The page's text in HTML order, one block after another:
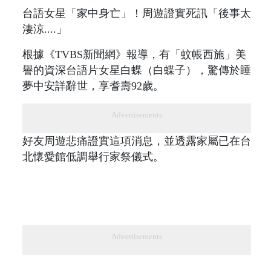
台語女星「家中身亡」！周遊證實死訊「後事太
淒涼....」
根據《TVBS新聞網》報導，有「蚊帳西施」美
譽的資深台語片女星白蝶（白蝶子），驚傳於睡
夢中安詳辭世，享耆壽92歲。
Advertisements
好友周遊悲痛證實這項消息，並透露家屬已在台
北懷愛館低調舉行家祭儀式。
Advertisements